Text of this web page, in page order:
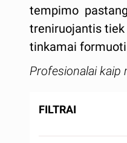
tempimo
treniruojantis
tinkamai
Profesionalai kaip
FILTRAI